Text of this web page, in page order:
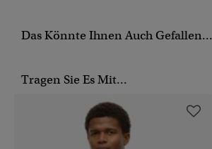
Das Könnte Ihnen Auch Gefallen...
Tragen Sie Es Mit...